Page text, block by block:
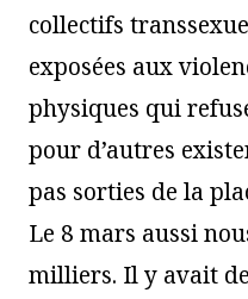
collectifs
exposées aux
physiques qui
pour d’autres
pas sorties de la
Le 8 mars aussi
milliers. Il y avait